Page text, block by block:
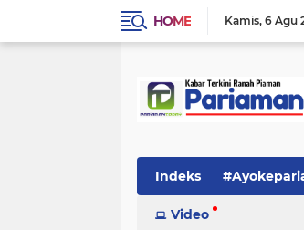
HOME Kamis 6 Agu
Indeks
Video